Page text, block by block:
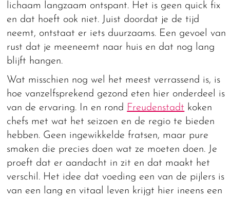
lichaam langzaam ontspant. Het is geen quick fix
en dat hoeft ook niet. Juist doordat je de tijd
neemt, ontstaat er iets duurzaams. Een gevoel van
rust dat je meeneemt naar huis en dat nog lang
blijft hangen.
Wat misschien nog wel het meest verrassend is, is
hoe vanzelfsprekend gezond eten hier onderdeel is
van de ervaring. In en rond Freudenstadt koken
chefs met wat het seizoen en de regio te bieden
hebben. Geen ingewikkelde fratsen, maar pure
smaken die precies doen wat ze moeten doen. Je
proeft dat er aandacht in zit en dat maakt het
verschil. Het idee dat voeding een van de pijlers is
van een lang en vitaal leven krijgt hier ineens een